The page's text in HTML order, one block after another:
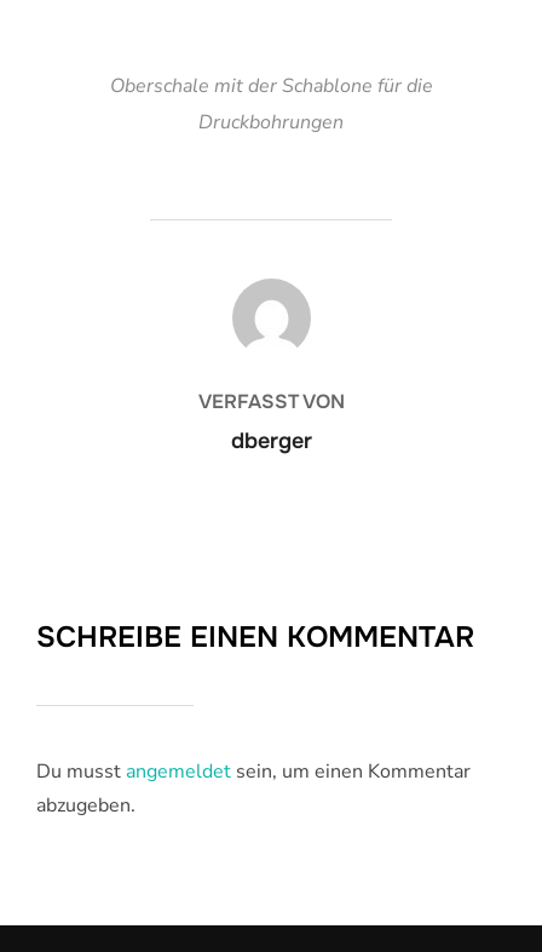
Oberschale mit der Schablone für die
Druckbohrungen
BEITRAGSAUTOR
VERFASST VON
dberger
SCHREIBE EINEN KOMMENTAR
Du musst angemeldet sein, um einen Kommentar
abzugeben.